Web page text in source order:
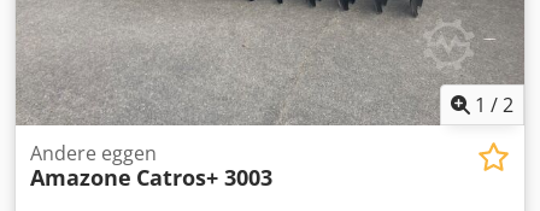
1 /2
Andere eggen
Amazone Catros+ 3003